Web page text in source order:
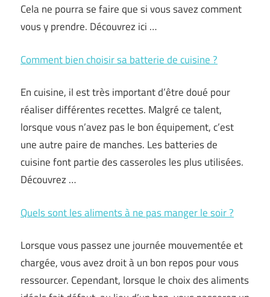
Cela ne pourra se faire que si vous savez comment
vous y prendre. Découvrez ici …
Comment bien choisir sa batterie de cuisine ?
En cuisine, il est très important d’être doué pour
réaliser différentes recettes. Malgré ce talent,
lorsque vous n’avez pas le bon équipement, c’est
une autre paire de manches. Les batteries de
cuisine font partie des casseroles les plus utilisées.
Découvrez …
Quels sont les aliments à ne pas manger le soir ?
Lorsque vous passez une journée mouvementée et
chargée, vous avez droit à un bon repos pour vous
ressourcer. Cependant, lorsque le choix des aliments